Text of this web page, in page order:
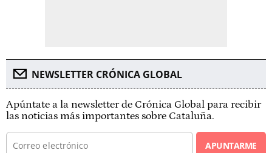
NEWSLETTER CRÓNICA GLOBAL
Apúntate a la newsletter de Crónica Global para recibir
las noticias más importantes sobre Cataluña.
APUNTARME